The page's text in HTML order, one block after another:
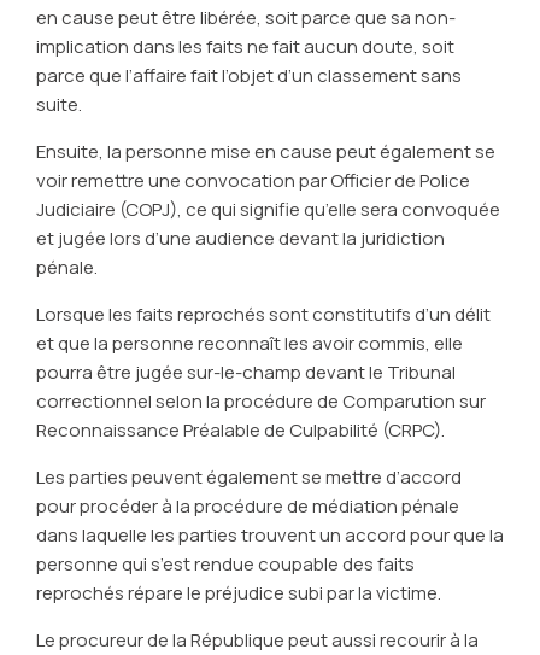
en cause peut être libérée, soit parce que sa non-
implication dans les faits ne fait aucun doute, soit
parce que l’affaire fait l’objet d’un classement sans
suite.
Ensuite, la personne mise en cause peut également se
voir remettre une convocation par Officier de Police
Judiciaire (COPJ), ce qui signifie qu’elle sera convoquée
et jugée lors d’une audience devant la juridiction
pénale.
Lorsque les faits reprochés sont constitutifs d’un délit
et que la personne reconnaît les avoir commis, elle
pourra être jugée sur-le-champ devant le Tribunal
correctionnel selon la procédure de Comparution sur
Reconnaissance Préalable de Culpabilité (CRPC).
Les parties peuvent également se mettre d’accord
pour procéder à la procédure de médiation pénale
dans laquelle les parties trouvent un accord pour que la
personne qui s’est rendue coupable des faits
reprochés répare le préjudice subi par la victime.
Le procureur de la République peut aussi recourir à la